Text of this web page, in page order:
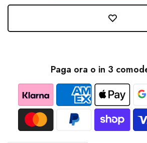
Paga ora o in 3